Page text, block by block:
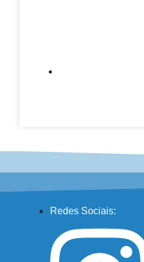
Redes Sociais: